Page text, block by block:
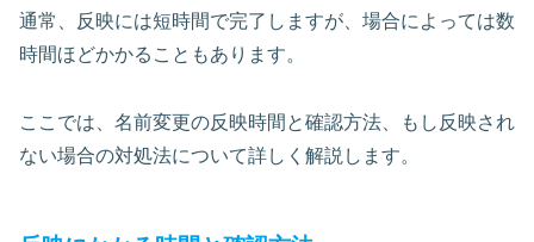
通常、反映には短時間で完了しますが、場合によっては数
時間ほどかかる こともあります。
ここでは、名前変更の反映時間と確認方法、もし反映され
ない場合の対処法について詳しく解説します。